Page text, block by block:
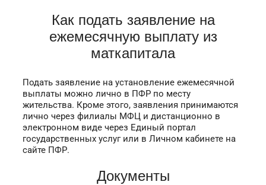
Как подать заявление на
ежемесячную выплату из
маткапитала
Подать заявление на установление ежемесячной
выплаты можно лично в ПФР по месту
жительства. Кроме этого, заявления принимаются
лично через филиалы МФЦ и дистанционно в
электронном виде через Единый портал
государственных услуг или в Личном кабинете на
сайте ПФР.
Документы